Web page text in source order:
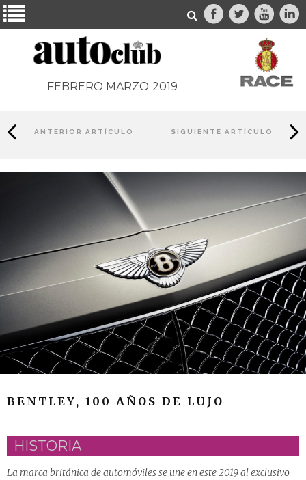
FEBRERO MARZO 2019
ANTERIOR ARTÍCULO SIGUIENTE ARTÍCULO
BENTLEY, 100 AÑOS DE LUJO
HISTORIA
La marca británica de automóviles se une en este 2019 al exclusivo